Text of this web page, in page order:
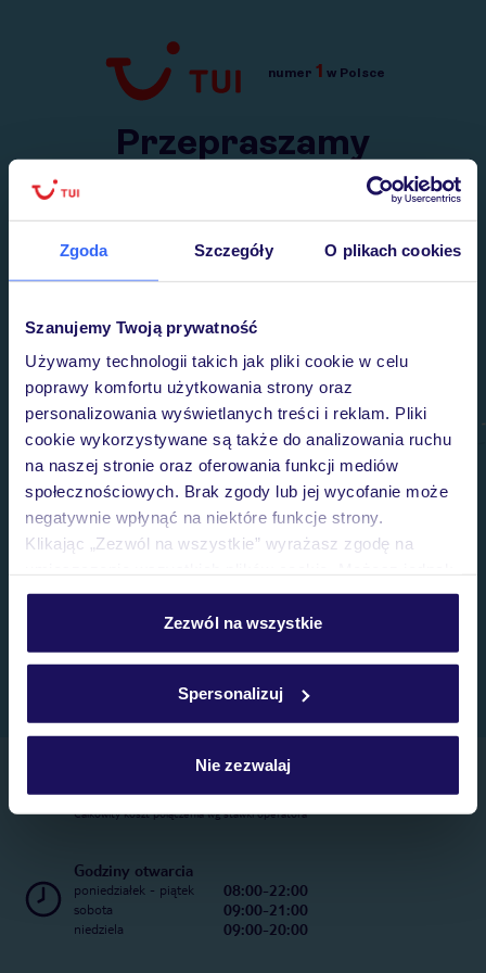
Zgoda Szczegóły O plikach cookies
Szanujemy Twoją prywatność
Używamy technologii takich jak pliki cookie w celu
poprawy komfortu użytkowania strony oraz
personalizowania wyświetlanych treści i reklam. Pliki
cookie wykorzystywane są także do analizowania ruchu
na naszej stronie oraz oferowania funkcji mediów
społecznościowych. Brak zgody lub jej wycofanie może
negatywnie wpłynąć na niektóre funkcje strony.
Klikając „Zezwól na wszystkie” wyrażasz zgodę na
personalizować swój wybór wchodząc w zakładkę
Szczegółowe informacje o plikach cookie znajdziesz
Zezwól na wszystkie
Spersonalizuj
Nie zezwalaj
Przejdź do TUI.pl
numer 1 w Polsce
Przepraszamy
Wysłaliśmy nasz serwis na krótkie wakacje.
Telefoniczne Centrum Rezerwacji
22 270 31 20
Całkowity koszt połączenia wg stawki operatora
Godziny otwarcia
poniedziałek - piątek 08:00-22:00
sobota 09:00-21:00
niedziela 09:00-20:00